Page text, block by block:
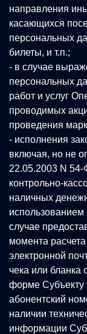
направления
касающихся
персональных
билеты, и т.п.;
- в случае
персональных
работ и услуг
проводимых
проведения
- исполнения
включая, но не
22.05.2003 N
контрольно-
наличных
использованием
случае
момента
электронной
чека или бланка
форме Субъекту
абонентский
наличии
информации